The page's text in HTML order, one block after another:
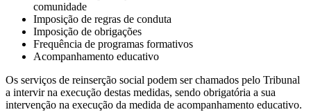
comunidade
Imposição de regras de conduta
Imposição de obrigações
Frequência de programas formativos
Acompanhamento educativo
Os serviços de reinserção social podem ser chamados pelo Tribunal
a intervir na execução destas medidas, sendo obrigatória a sua
intervenção na execução da medida de acompanhamento educativo.